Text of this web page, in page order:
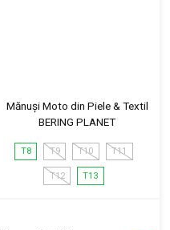
Mănuși Moto din Piele & Textil
BERING PLANET
T8 T9 T10 T11
T12 T13